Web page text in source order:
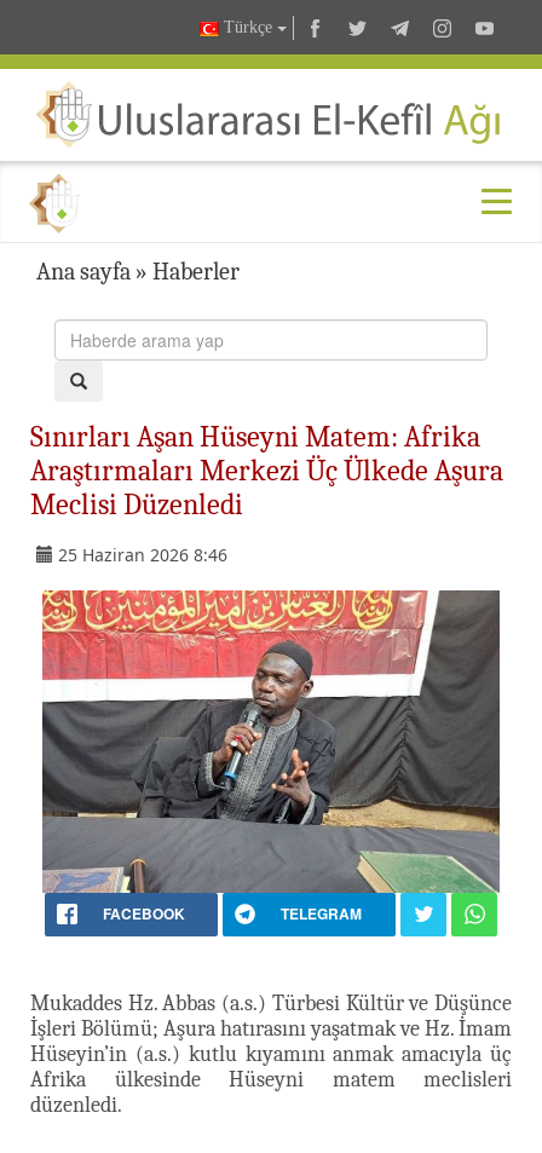
Türkçe
Ana sayfa » Haberler
Sınırları Aşan Hüseyni Matem: Afrika
Araştırmaları Merkezi Üç Ülkede Aşura
Meclisi Düzenledi
25 Haziran 2026 8:46
FACEBOOK TELEGRAM
Mukaddes Hz. Abbas (a.s.) Türbesi Kültür ve Düşünce
İşleri Bölümü; Aşura hatırasını yaşatmak ve Hz. İmam
Hüseyin’in (a.s.) kutlu kıyamını anmak amacıyla üç
Afrika ülkesinde Hüseyni matem meclisleri
düzenledi.